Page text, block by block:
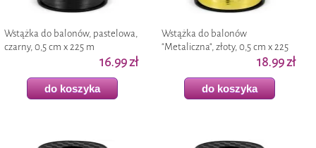
Wstążka do balonów, pastelowa,
czarny, 0,5 cm x 225 m
16.99 zł
do koszyka
Wstążka do balonów
"Metaliczna", złoty, 0,5 cm x 225
18.99 zł
do koszyka